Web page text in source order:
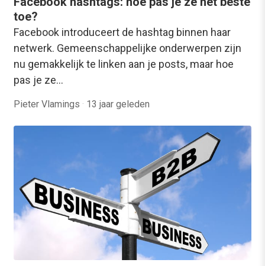
toe?
Facebook introduceert de hashtag binnen haar
netwerk. Gemeenschappelijke onderwerpen zijn
nu gemakkelijk te linken aan je posts, maar hoe
pas je ze…
Pieter Vlamings · 13 jaar geleden